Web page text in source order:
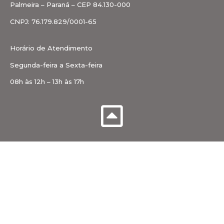
Palmeira – Paraná – CEP 84.130-000
CNPJ: 76.179.829/0001-65
Horário de Atendimento
Segunda-feira a Sexta-feira
08h às 12h – 13h às 17h